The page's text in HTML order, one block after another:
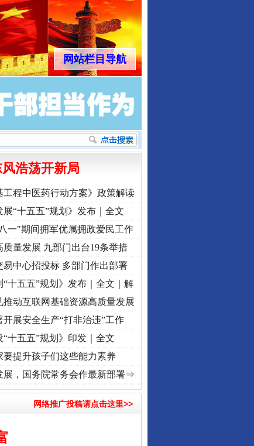
网站栏目导航
兴征程丨“转折之城”激荡..·[视频]牢记初心使命 奋进复兴征程丨红船起航处 潮起
风浩荡开新局
工程中医药行动方案》政策解读
展“十五五”规划》发布｜全文
一"期间拥军优属拥政爱民工作
质量发展 九部门出台19条举措
易中心招投标 多部门作出部署
“十五五”规划》发布｜全文｜解
推动互联网基础资源高质量发展
开展安全生产“打非治违”工作
“十五五”规划》印发｜全文
要提升孩子们这些能力素养
展，国务院常务会作最新部署⇒
网络推广投稿请点击这里>>